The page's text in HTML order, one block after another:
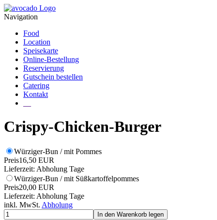
Navigation
Food
Location
Speisekarte
Online-Bestellung
Reservierung
Gutschein bestellen
Catering
Kontakt
Crispy-Chicken-Burger
Würziger-Bun / mit Pommes
Preis16,50 EUR
Lieferzeit: Abholung Tage
Würziger-Bun / mit Süßkartoffelpommes
Preis20,00 EUR
Lieferzeit: Abholung Tage
inkl. MwSt. Abholung
In den Warenkorb legen